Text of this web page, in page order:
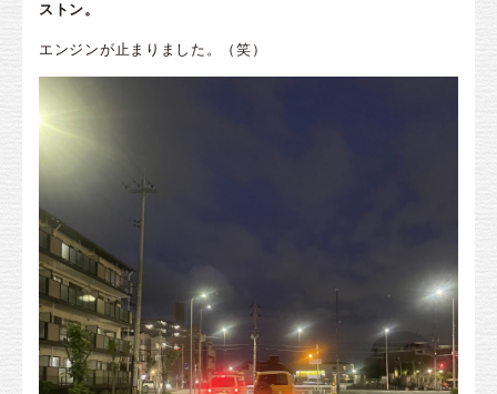
ストン。
エンジンが止まりました。（笑）